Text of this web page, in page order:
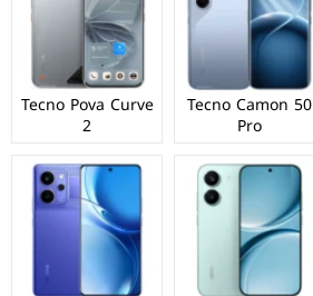
Tecno Camon 50
Pro
Tecno Pova Curve
2